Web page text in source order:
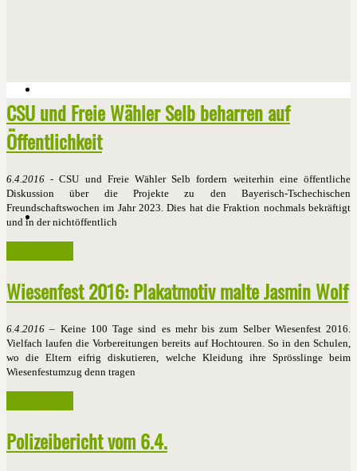
CSU und Freie Wähler Selb beharren auf
Öffentlichkeit
6.4.2016 - CSU und Freie Wähler Selb fordern weiterhin eine öffentliche
Diskussion über die Projekte zu den Bayerisch-Tschechischen
Freundschaftswochen im Jahr 2023. Dies hat die Fraktion nochmals bekräftigt
und in der nichtöffentlich
Wiesenfest 2016: Plakatmotiv malte Jasmin Wolf
6.4.2016 – Keine 100 Tage sind es mehr bis zum Selber Wiesenfest 2016.
Vielfach laufen die Vorbereitungen bereits auf Hochtouren. So in den Schulen,
wo die Eltern eifrig diskutieren, welche Kleidung ihre Sprösslinge beim
Wiesenfestumzug denn tragen
Polizeibericht vom 6.4.